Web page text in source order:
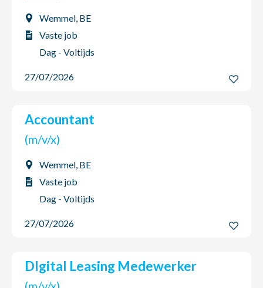
Wemmel, BE
Vaste job
Dag - Voltijds
27/07/2026
Accountant
(m/v/x)
Wemmel, BE
Vaste job
Dag - Voltijds
27/07/2026
DIgital Leasing Medewerker